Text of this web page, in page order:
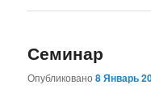
Семинар
Опубликовано8 Январь